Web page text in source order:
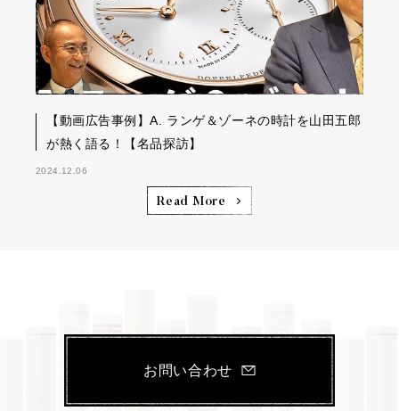
【動画広告事例】A. ランゲ＆ゾーネの時計を山田五郎
が熱く語る！【名品探訪】
2024.12.06
Read More
お問い合わせ